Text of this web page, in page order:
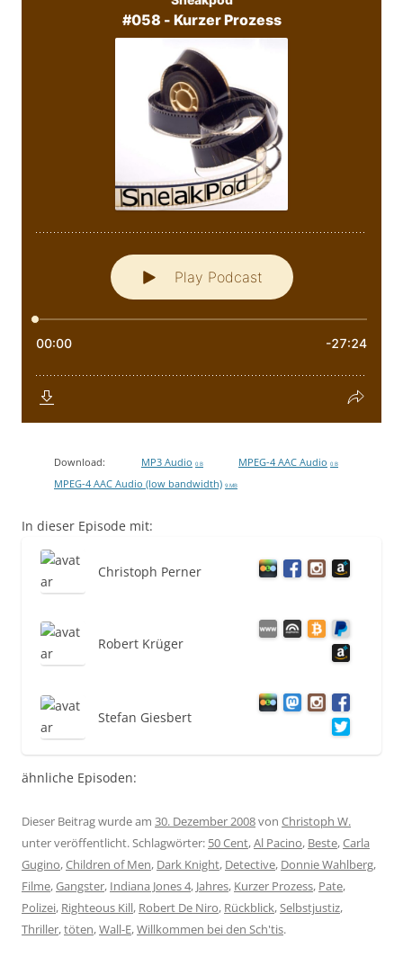
Download: MP3 Audio 0 B MPEG-4 AAC Audio 0 B
MPEG-4 AAC Audio (low bandwidth) 9 MB
In dieser Episode mit:
Christoph Perner
Robert Krüger
Stefan Giesbert
ähnliche Episoden:
Dieser Beitrag wurde am 30. Dezember 2008von Christoph W.
unter veröffentlicht. Schlagwörter: 50 Cent,Al Pacino, Beste,Carla
Gugino,Children of Men, Dark Knight, Detective, Donnie Wahlberg,
Filme,Gangster, Indiana Jones 4, Jahres, Kurzer Prozess, Pate,
Polizei, Righteous Kill, Robert De Niro, Rückblick, Selbstjustiz,
Thriller,töten,Wall-E,Willkommen bei den Sch'tis.